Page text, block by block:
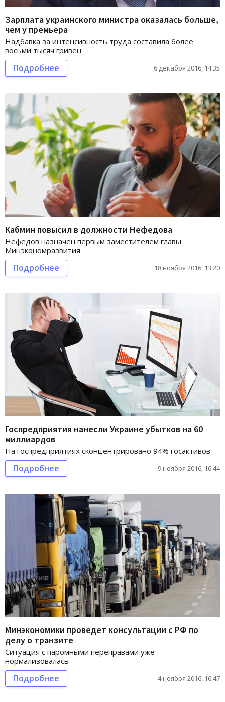
Зарплата украинского министра оказалась больше,
чем у премьера
Надбавка за интенсивность труда составила более
восьми тысяч гривен
Подробнее 6 декабря 2016, 14:35
Кабмин повысил в должности Нефедова
Нефедов назначен первым заместителем главы
Минэкономразвития
Подробнее 18 ноября 2016, 13:20
Госпредприятия нанесли Украине убытков на 60
миллиардов
На госпредприятиях сконцентрировано 94% госактивов
Подробнее 9 ноября 2016, 16:44
Минэкономики проведет консультации с РФ по
делу о транзите
Ситуация с паромными переправами уже
нормализовалась
Подробнее 4 ноября 2016, 16:47